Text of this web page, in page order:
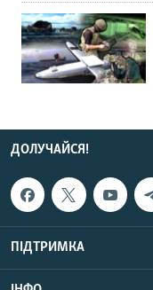
ДОЛУЧАЙСЯ!
ПІДТРИМКА